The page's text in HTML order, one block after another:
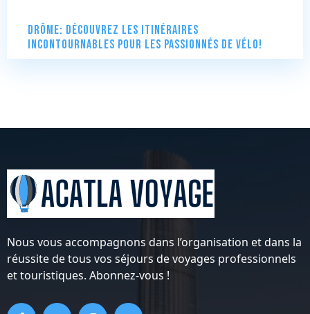
Drôme: Découvrez les itinéraires
incontournables pour les passionnés de vélo!
Nous vous accompagnons dans l’organisation et dans la
réussite de tous vos séjours de voyages professionnels
et touristiques. Abonnez-vous !